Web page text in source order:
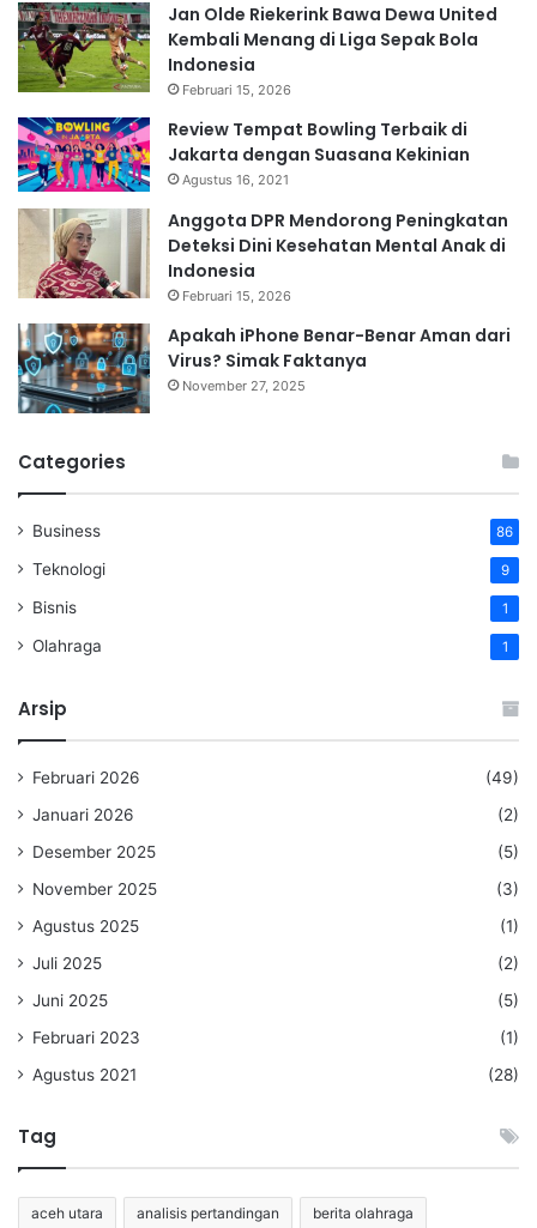
Jan Olde Riekerink Bawa Dewa United
Kembali Menang di Liga Sepak Bola
Indonesia
Februari 15, 2026
Review Tempat Bowling Terbaik di
Jakarta dengan Suasana Kekinian
Agustus 16, 2021
Anggota DPR Mendorong Peningkatan
Deteksi Dini Kesehatan Mental Anak di
Indonesia
Februari 15, 2026
Apakah iPhone Benar-Benar Aman dari
Virus? Simak Faktanya
November 27, 2025
Categories
Business 86
Teknologi 9
Bisnis 1
Olahraga 1
Arsip
Februari 2026
(49)
Januari 2026
(2)
Desember 2025
(5)
November 2025
(3)
Agustus 2025
(1)
Juli 2025
(2)
Juni 2025
(5)
Februari 2023
(1)
Agustus 2021
(28)
Tag
aceh utara analisis pertandingan berita olahraga